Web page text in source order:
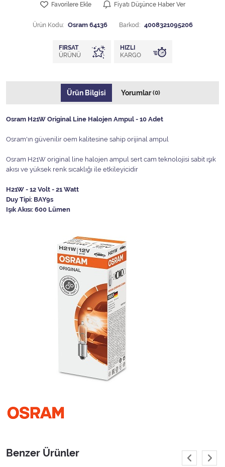
Favorilere Ekle Fiyatı Düşünce Haber Ver
Ürün Kodu: Osram 64136 Barkod: 4008321095206
FIRSAT
ÜRÜNÜ
HIZLI
KARGO
Ürün Bilgisi Yorumlar(0)
Osram H21W Original Line Halojen Ampul - 10 Adet
Osram'ın güvenilir oem kalitesine sahip orijinal ampul
Osram H21W original line halojen ampul sert cam teknolojisi sabit ışık
akısı ve yüksek renk sıcaklığı ile etkileyicidir
H21W - 12 Volt - 21 Watt
Duy Tipi: BAY9s
Işık Akısı: 600 Lümen
Benzer Ürünler